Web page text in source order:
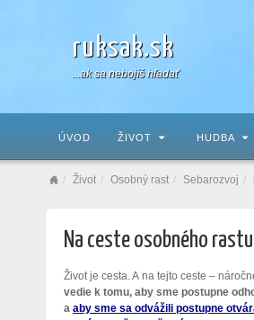
ruksak.sk
...ak sa nebojíš hľadať
ÚVOD ŽIVOT HUDBA
Život Osobný rast Sebarozvoj
Na ceste osobného rastu
Život je cesta. A na tejto ceste –
vedie k tomu, aby sme postupne
a aby sme sa odvážili postupne